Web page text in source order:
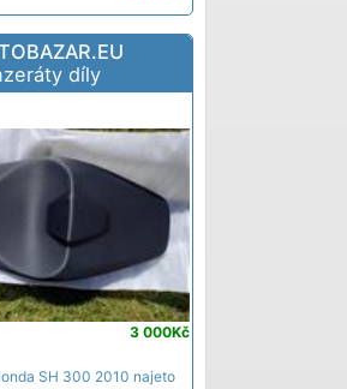
díly
3 000Kč
SH 300 2010 najeto